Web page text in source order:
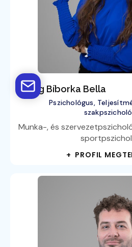
Balog Bíborka Bella
Pszichológus,
Munka-, és
+ PROFIL